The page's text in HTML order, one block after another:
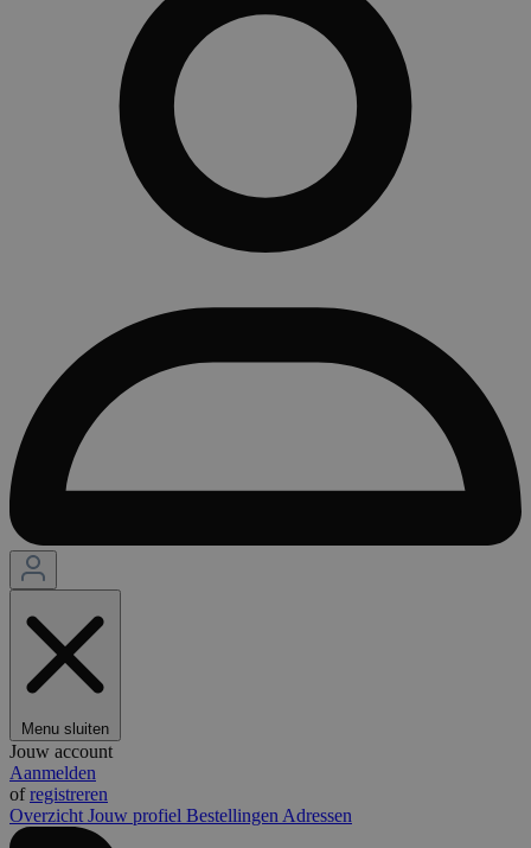
Menu sluiten
Jouw account
Aanmelden
ofregistreren
Overzicht Jouw profiel Bestellingen Adressen